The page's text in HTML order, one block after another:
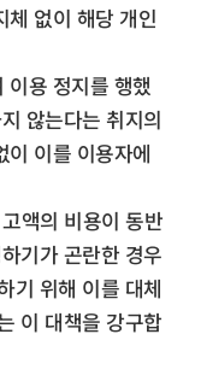
체 없이 해당 개인
이용 정지를 행했
않는다는 취지의
이 이를 이용자에
액의 비용이 동반
기가 곤란한 경우
기 위해 이를 대체
이 대책을 강구합